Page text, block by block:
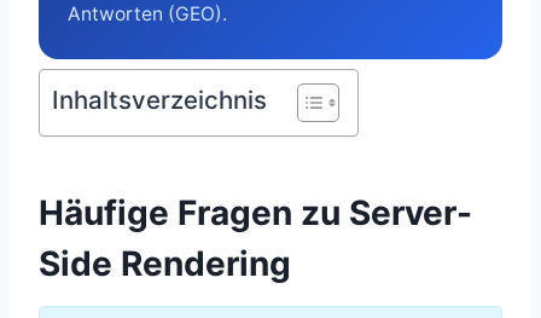
Antworten (GEO).
Inhaltsverzeichnis
Häufige Fragen zu Server-
Side Rendering